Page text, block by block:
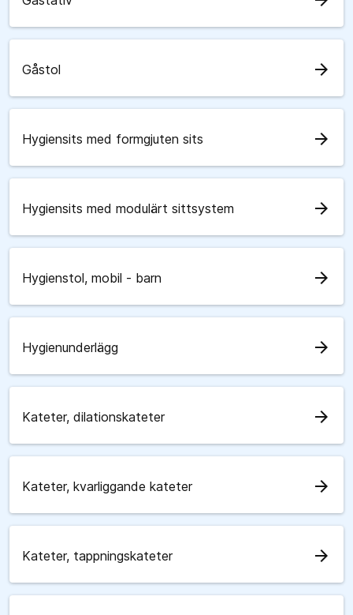
Gåstol arrow_forward
Hygiensits med formgjuten sits arrow_forward
Hygiensits med modulärt sittsystem arrow_forward
Hygienstol, mobil - barn arrow_forward
Hygienunderlägg arrow_forward
Kateter, dilationskateter arrow_forward
Kateter, kvarliggande kateter arrow_forward
Kateter, tappningskateter arrow_forward